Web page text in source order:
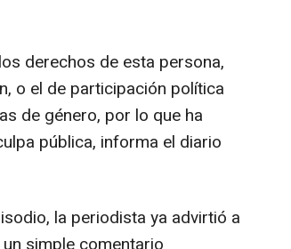
derechos de esta persona,
o el de participación política
de género, por lo que ha
pública, informa el diario
la periodista ya advirtió a